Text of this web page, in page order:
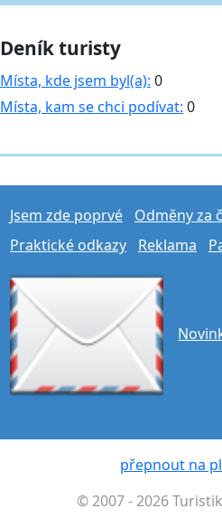
Deník turisty
Místa, kde jsem byl(a): 0
Místa, kam se chci podívat: 0
Jsem zde poprvé
Odměny za
Praktické odkazy
Reklama
přepnout na
© 2007 - 2026